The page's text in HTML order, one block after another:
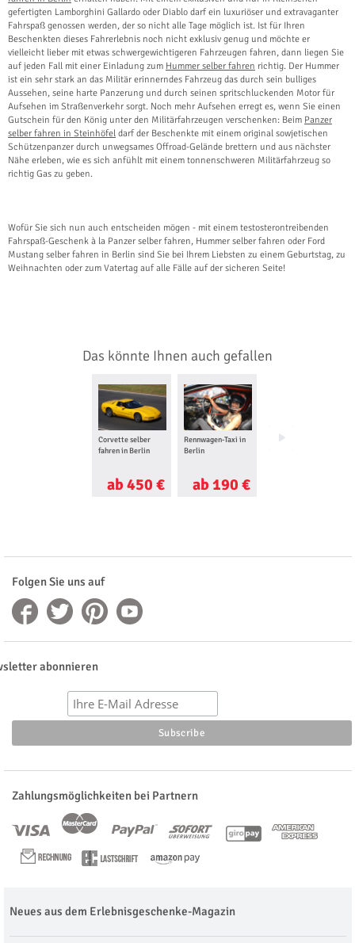
gefertigten Lamborghini Gallardo oder Diablo darf ein luxuriöser und extravaganter
Fahrspaß genossen werden, der so nicht alle Tage möglich ist. Ist für Ihren
Beschenkten dieses Fahrerlebnis noch nicht exklusiv genug und möchte er
vielleicht lieber mit etwas schwergewichtigeren Fahrzeugen fahren, dann liegen Sie
auf jeden Fall mit einer Einladung zum Hummer selber fahren richtig. Der Hummer
ist ein sehr stark an das Militär erinnerndes Fahrzeug das durch sein bulliges
Aussehen, seine harte Panzerung und durch seinen spritschluckenden Motor für
Aufsehen im Straßenverkehr sorgt. Noch mehr Aufsehen erregt es, wenn Sie einen
Gutschein für den König unter den Militärfahrzeugen verschenken: Beim Panzer
selber fahren in Steinhöfel darf der Beschenkte mit einem original sowjetischen
Schützenpanzer durch unwegsames Offroad-Gelände brettern und aus nächster
Nähe erleben, wie es sich anfühlt mit einem tonnenschweren Militärfahrzeug so
richtig Gas zu geben.
Wofür Sie sich nun auch entscheiden mögen - mit einem testosterontreibenden
Fahrspaß-Geschenk à la Panzer selber fahren, Hummer selber fahren oder Ford
Mustang selber fahren in Berlin sind Sie bei Ihrem Liebsten zu einem Geburtstag, zu
Weihnachten oder zum Vatertag auf alle Fälle auf der sicheren Seite!
Das könnte Ihnen auch gefallen
Corvette selber
fahren in Berlin
ab 450 €
Rennwagen-Taxi in
Berlin
ab 190 €
Ferrari selber
Folgen Sie uns auf
abonnieren
Zahlungsmöglichkeiten bei Partnern
Neues aus dem Erlebnisgeschenke-Magazin